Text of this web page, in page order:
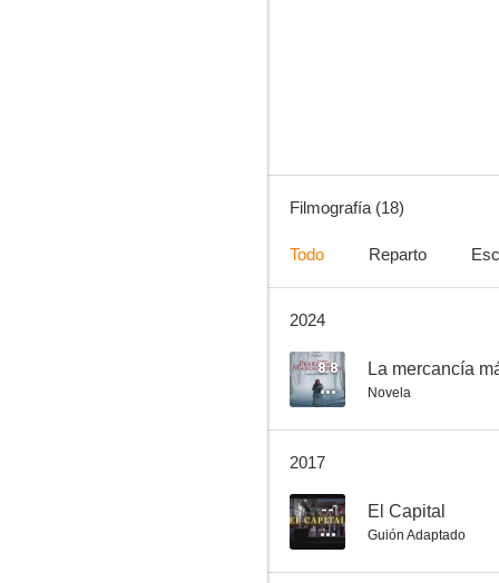
Filmografía (18)
Todo Reparto
2024
8.8 La mercancía
Novela
2017
-- El Capital
Guión Adaptado